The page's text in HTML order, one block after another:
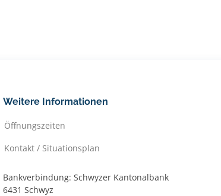
Weitere Informationen
Öffnungszeiten
Kontakt / Situationsplan
Bankverbindung: Schwyzer Kantonalbank
6431 Schwyz